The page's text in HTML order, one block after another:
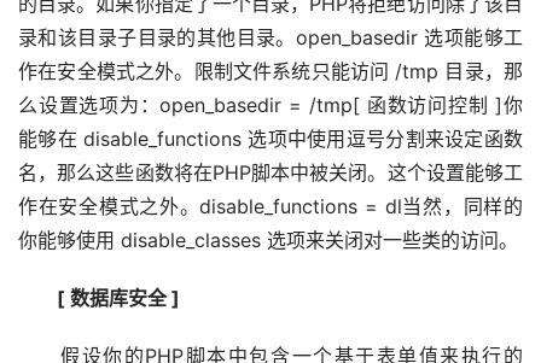
录和该目录子目录的其他目录。open_basedir 选项能够工
作在安全模式之外。限制文件系统只能访问 /tmp 目录，那
么设置选项为：open_basedir = /tmp[ 函数访问控制 ]你
能够在 disable_functions 选项中使用逗号分割来设定函数
名，那么这些函数将在PHP脚本中被关闭。这个设置能够工
作在安全模式之外。disable_functions = dl当然，同样的
你能够使用 disable_classes 选项来关闭对一些类的访问。
[ 数据库安全 ]
假设你的PHP脚本中包含一个基于表单值来执行的